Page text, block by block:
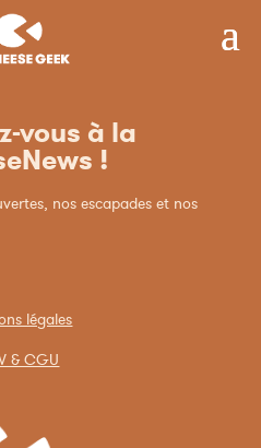
vous à la
!
nos escapades et nos
légales
& CGU